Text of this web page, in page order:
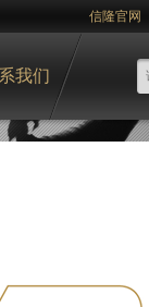
信隆官网
我们